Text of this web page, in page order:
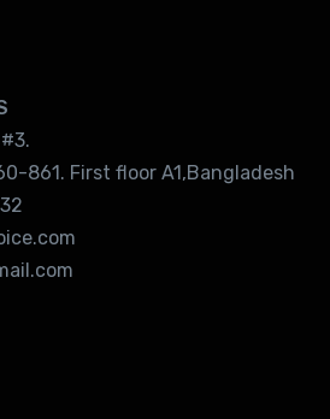
861. First floor A1,Bangladesh